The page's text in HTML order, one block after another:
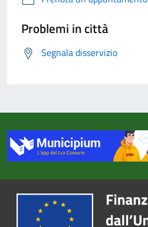
Problemi in città
Segnala disservizio